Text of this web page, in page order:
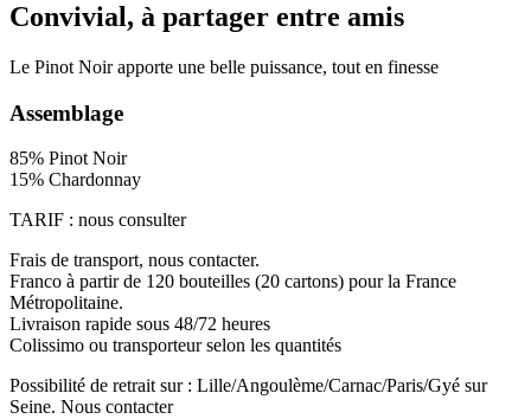
Convivial, à partager entre amis
Le Pinot Noir apporte une belle puissance, tout en finesse
Assemblage
85% Pinot Noir
15% Chardonnay
TARIF : nous consulter
Frais de transport, nous contacter.
Franco à partir de 120 bouteilles (20 cartons) pour la France
Métropolitaine.
Livraison rapide sous 48/72 heures
Colissimo ou transporteur selon les quantités
Possibilité de retrait sur : Lille/Angoulème/Carnac/Paris/Gyé sur
Seine. Nous contacter